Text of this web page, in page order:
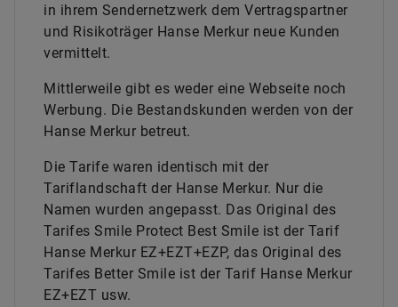
in ihrem Sendernetzwerk dem Vertragspartner
und Risikoträger Hanse Merkur neue Kunden
vermittelt.
Mittlerweile gibt es weder eine Webseite noch
Werbung. Die Bestandskunden werden von der
Hanse Merkur betreut.
Die Tarife waren identisch mit der
Tariflandschaft der Hanse Merkur. Nur die
Namen wurden angepasst. Das Original des
Tarifes Smile Protect Best Smile ist der Tarif
Hanse Merkur EZ+EZT+EZP, das Original des
Tarifes Better Smile ist der Tarif Hanse Merkur
EZ+EZT usw.